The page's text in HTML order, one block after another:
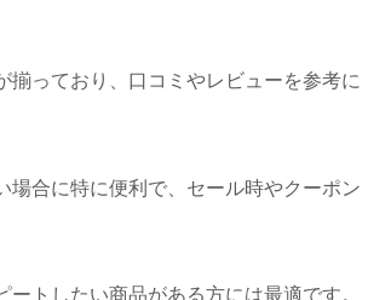
っており、口コミやレビューを参考に
場合に特に便利で、セール時やクーポン
トしたい商品がある方には最適です。